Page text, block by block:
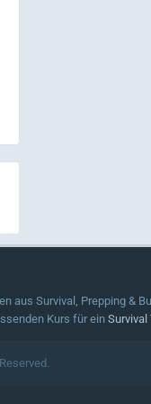
aus Survival, Prepping &
Kurs für ein Survival